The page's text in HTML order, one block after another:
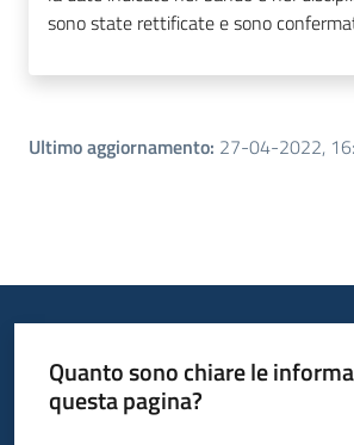
sono state rettificate e sono
Ultimo aggiornamento: 27-04-2022,
Quanto sono chiare le
questa pagina?